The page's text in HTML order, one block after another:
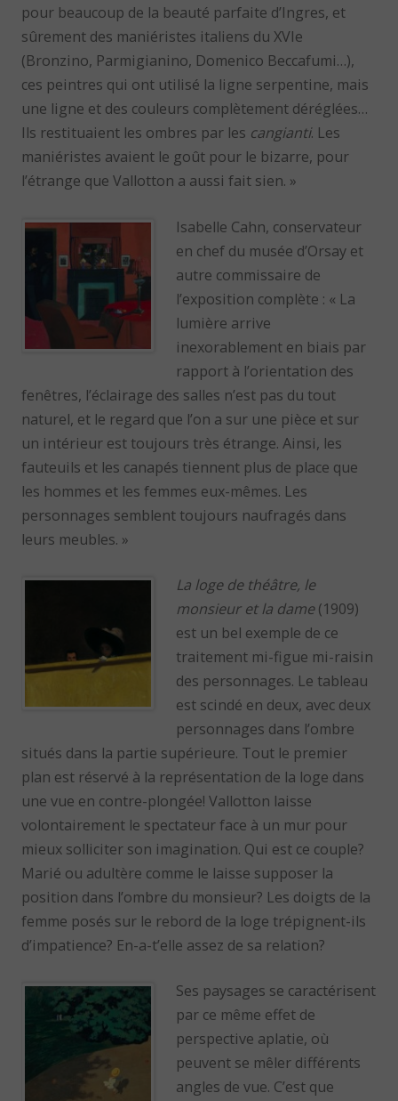
pour beaucoup de la beauté parfaite d’Ingres, et
sûrement des maniéristes italiens du XVIe
(Bronzino, Parmigianino, Domenico Beccafumi…),
ces peintres qui ont utilisé la ligne serpentine, mais
une ligne et des couleurs complètement déréglées…
Ils restituaient les ombres par les cangianti. Les
maniéristes avaient le goût pour le bizarre, pour
l’étrange que Vallotton a aussi fait sien. »
Isabelle Cahn, conservateur
en chef du musée d’Orsay et
autre commissaire de
l’exposition complète : « La
lumière arrive
inexorablement en biais par
rapport à l’orientation des
fenêtres, l’éclairage des salles n’est pas du tout
naturel, et le regard que l’on a sur une pièce et sur
un intérieur est toujours très étrange. Ainsi, les
fauteuils et les canapés tiennent plus de place que
les hommes et les femmes eux-mêmes. Les
personnages semblent toujours naufragés dans
leurs meubles. »
La loge de théâtre, le
monsieur et la dame(1909)
est un bel exemple de ce
traitement mi-figue mi-raisin
des personnages. Le tableau
est scindé en deux, avec deux
personnages dans l’ombre
situés dans la partie supérieure. Tout le premier
plan est réservé à la représentation de la loge dans
une vue en contre-plongée! Vallotton laisse
volontairement le spectateur face à un mur pour
mieux solliciter son imagination. Qui est ce couple?
Marié ou adultère comme le laisse supposer la
position dans l’ombre du monsieur? Les doigts de la
femme posés sur le rebord de la loge trépignent-ils
d’impatience? En-a-t’elle assez de sa relation?
Ses paysages se caractérisent
par ce même effet de
perspective aplatie, où
peuvent se mêler différents
angles de vue. C’est que